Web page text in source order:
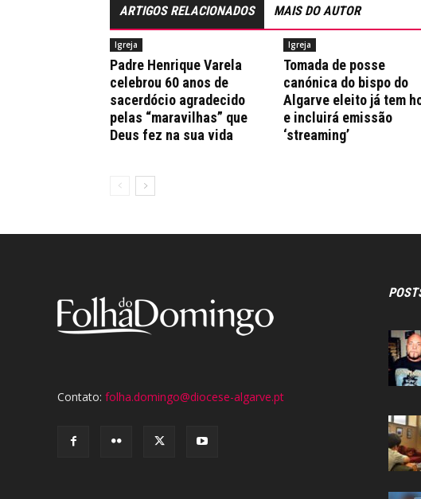
ARTIGOS RELACIONADOS MAIS DO AUTOR
Igreja
Padre Henrique Varela
celebrou 60 anos de
sacerdócio agradecido
pelas “maravilhas” que
Deus fez na sua vida
Igreja
Tomada de posse
canónica do bispo do
Algarve eleito já tem
e incluirá emissão
‘streaming’
Contato: folha.domingo@diocese-algarve.pt